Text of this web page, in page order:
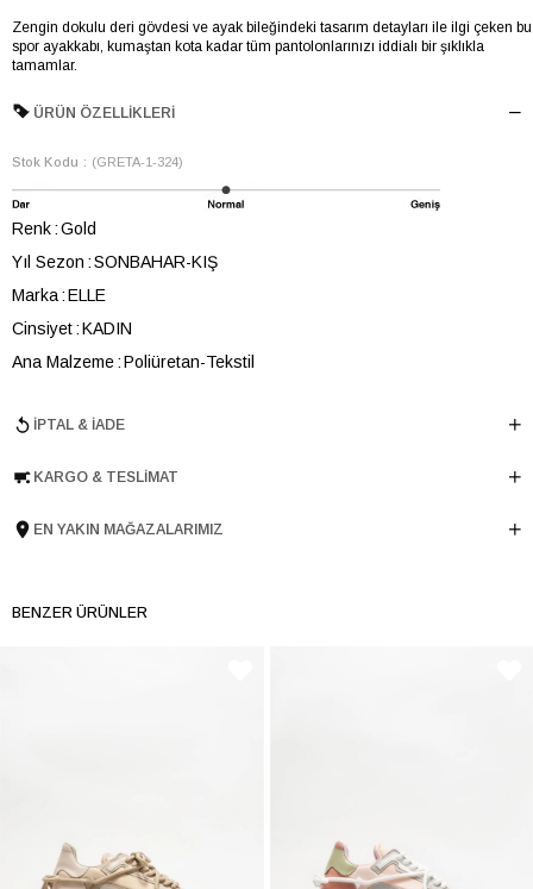
Zengin dokulu deri gövdesi ve ayak bileğindeki tasarım detayları ile ilgi çeken bu
spor ayakkabı, kumaştan kota kadar tüm pantolonlarınızı iddialı bir şıklıkla
tamamlar.
ÜRÜN ÖZELLIKLERI
Stok Kodu (GRETA-1-324)
Renk Gold
Yıl Sezon SONBAHAR-KIŞ
Marka ELLE
Cinsiyet KADIN
Ana Malzeme Poliüretan-Tekstil
Topuk Boyu 4 cm
Tema Puffer
İPTAL & İADE
KARGO & TESLIMAT
EN YAKIN MAĞAZALARIMIZ
BENZER ÜRÜNLER